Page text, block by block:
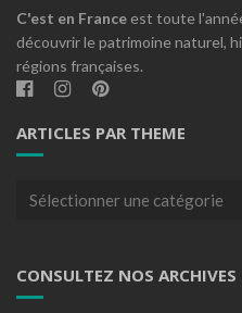
C'est en France est toute
découvrir le patrimoine naturel,
régions françaises.
ARTICLES PAR THEME
Articles
CONSULTEZ NOS ARCHIVES